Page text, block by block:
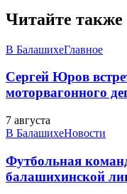
Читайте также
В БалашихеГлавное
Сергей Юров
моторвагонного
7 августа
В БалашихеНовости
Футбольная
балашихинской